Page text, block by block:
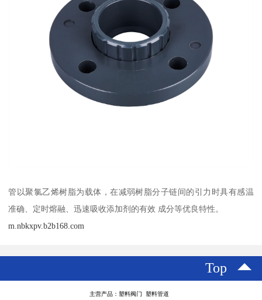
管以聚氯乙烯树脂为载体，在减弱树脂分子链间的引力时具有感温
准确、定时熔融、迅速吸收添加剂的有效 成分等优良特性。
m.nbkxpv.b2b168.com
Top
主营产品：塑料阀门 塑料管道